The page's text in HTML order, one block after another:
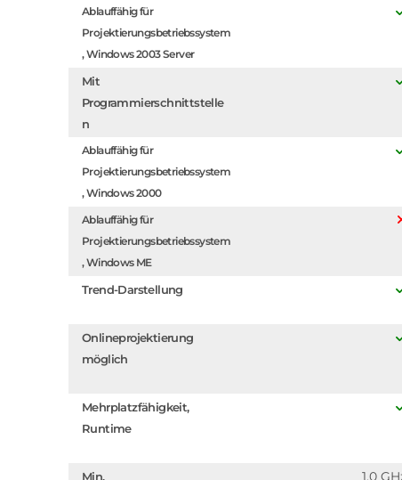
Ablauffähig für
Projektierungsbetriebssystem
, Windows 2003 Server
Mit
Programmierschnittstelle
n
Ablauffähig für
Projektierungsbetriebssystem
, Windows 2000
Ablauffähig für
Projektierungsbetriebssystem
, Windows ME
Trend-Darstellung
Onlineprojektierung
möglich
Mehrplatzfähigkeit,
Runtime
Min.
1.0